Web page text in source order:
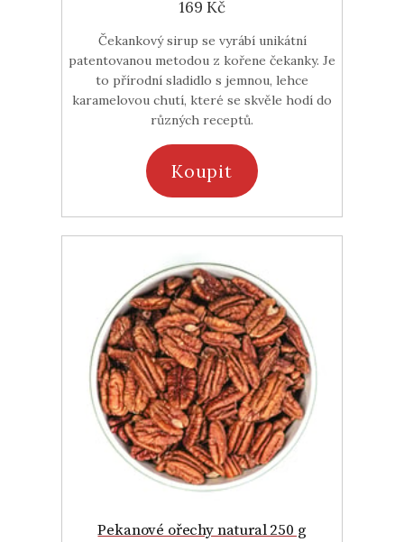
169 Kč
Čekankový sirup se vyrábí unikátní
patentovanou metodou z kořene čekanky. Je
to přírodní sladidlo s jemnou, lehce
karamelovou chutí, které se skvěle hodí do
různých receptů.
Koupit
Pekanové ořechy natural 250 g